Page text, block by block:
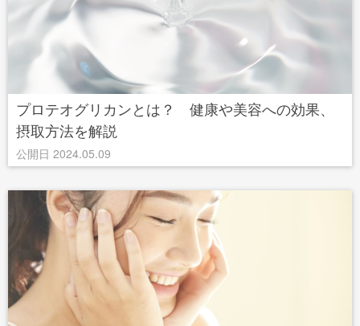
プロテオグリカンとは？ 健康や美容への効果、
摂取方法を解説
公開日 2024.05.09